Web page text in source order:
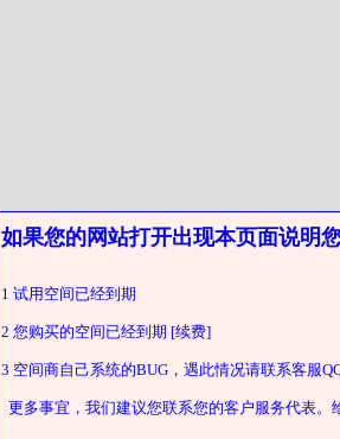
如果您的网站打开出现本页面说明
1 试用空间已经到期
2 您购买的空间已经到期 [续费]
3 空间商自己系统的BUG，遇此情况请联系客服
更多事宜，我们建议您联系您的客户服务代表。